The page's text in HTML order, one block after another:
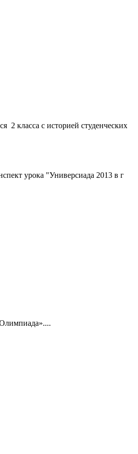
2 класса с историей студенческих
урока "Универсиада 2013 в г